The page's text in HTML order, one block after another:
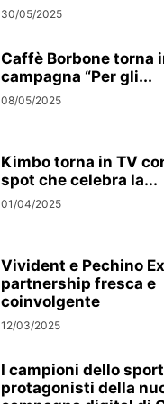
30/05/2025
Caffè Borbone torna
campagna “Per gli...
08/05/2025
Kimbo torna in TV
spot che celebra la...
01/04/2025
Vivident e Pechino
partnership fresca e
coinvolgente
12/03/2025
I campioni dello sport
protagonisti della